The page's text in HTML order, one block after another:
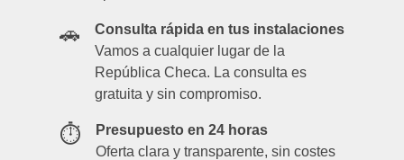
🚗
Consulta rápida en tus instalaciones
Vamos a cualquier lugar de la
República Checa. La consulta es
gratuita y sin compromiso.
⏱️
Presupuesto en 24 horas
Oferta clara y transparente, sin costes